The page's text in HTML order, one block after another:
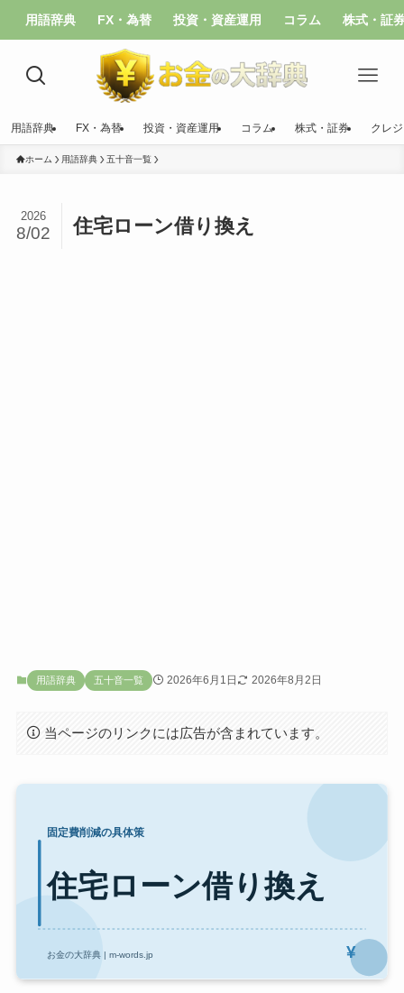
用語辞典 FX・為替 投資・資産運用 コラム 株式・証
用語辞典 FX・為替 投資・資産運用 コラム 株式・証券 クレ
ホーム 用語辞典 五十音一覧
住宅ローン借り換え
2026
8/02
用語辞典 五十音一覧 2026年6月1日 2026年8月2日
当ページのリンクには広告が含まれています。